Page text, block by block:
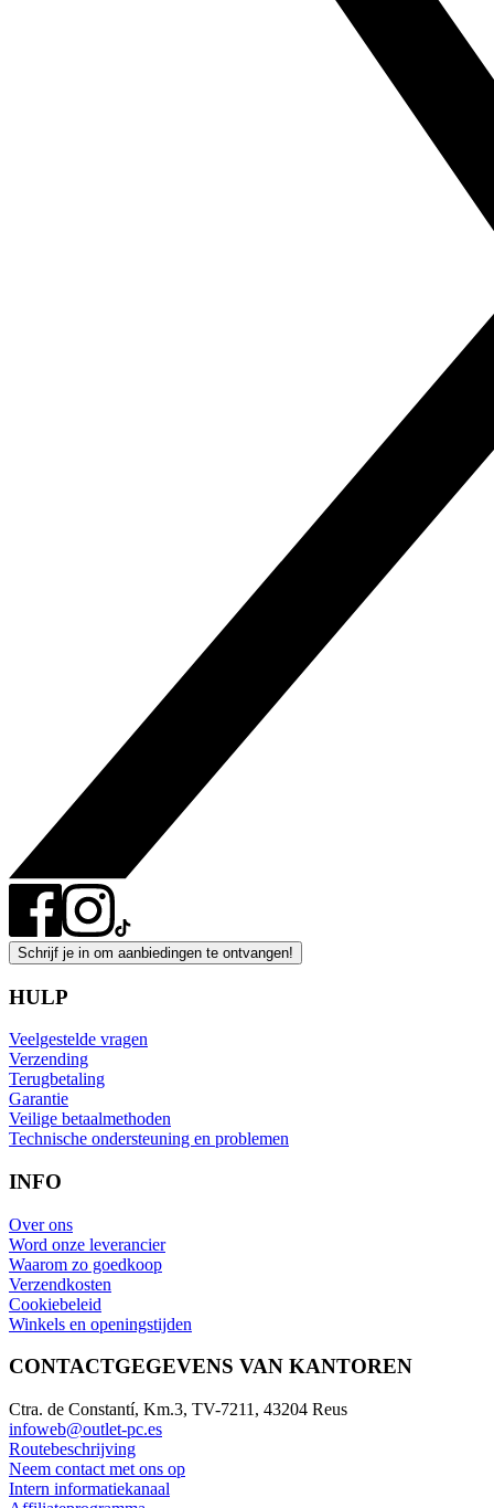
Schrijf je in om aanbiedingen te ontvangen!
HULP
Veelgestelde vragen
Verzending
Terugbetaling
Garantie
Veilige betaalmethoden
Technische ondersteuning en problemen
INFO
Over ons
Word onze leverancier
Waarom zo goedkoop
Verzendkosten
Cookiebeleid
Winkels en openingstijden
CONTACTGEGEVENS VAN KANTOREN
Ctra. de Constantí, Km.3, TV-7211, 43204 Reus
infoweb@outlet-pc.es
Routebeschrijving
Neem contact met ons op
Intern informatiekanaal